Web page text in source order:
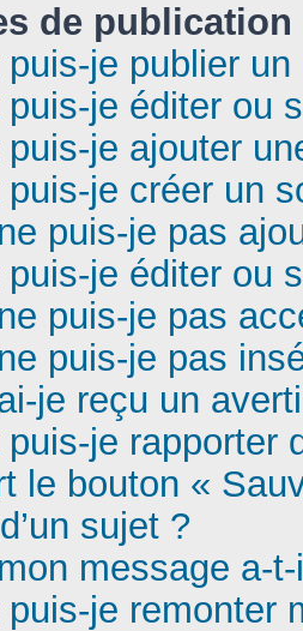
de publication
je publier
je éditer ou
je ajouter
je créer un
puis-je pas
je éditer ou
puis-je pas
puis-je pas
je reçu un
je rapporter
le bouton «
sujet ?
message a-
je remonter